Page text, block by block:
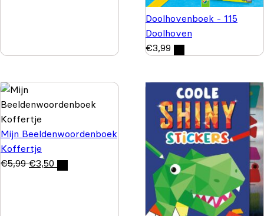
Doolhovenboek - 115
Doolhoven
€3,99
Mijn Beeldenwoordenboek
Koffertje
€5,99 €3,50